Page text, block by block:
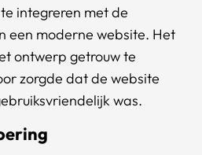
integreren met de
een moderne website. Het
ontwerp getrouw te
zorgde dat de website
was.